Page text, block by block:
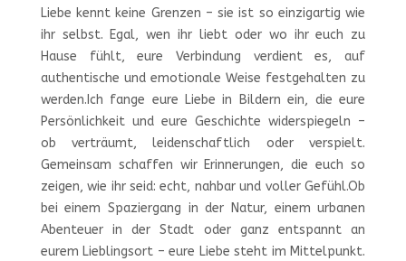
Liebe kennt keine Grenzen – sie ist so einzigartig wie
ihr selbst. Egal, wen ihr liebt oder wo ihr euch zu
Hause fühlt, eure Verbindung verdient es, auf
authentische und emotionale Weise festgehalten zu
werden.Ich fange eure Liebe in Bildern ein, die eure
Persönlichkeit und eure Geschichte widerspiegeln –
ob verträumt, leidenschaftlich oder verspielt.
Gemeinsam schaffen wir Erinnerungen, die euch so
zeigen, wie ihr seid: echt, nahbar und voller Gefühl.Ob
bei einem Spaziergang in der Natur, einem urbanen
Abenteuer in der Stadt oder ganz entspannt an
eurem Lieblingsort – eure Liebe steht im Mittelpunkt.